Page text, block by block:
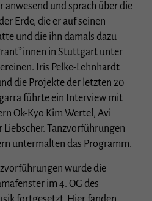
anwesend und sprach über die
Erde, die er auf seinen
und die ihn damals dazu
in Stuttgart unter
Iris Pelke-Lehnhardt
die Projekte der letzten 20
führte ein Interview mit
Ok-Kyo Kim Wertel, Avi
Liebscher. Tanzvorführungen
untermalten das Programm.
wurde die
im 4. OG des
anzeigen
Media-Plattformen werden
von externen Medien akzeptiert werden,
manuellen Einwilligung mehr.
anzeigen
Datenschutzerklärung